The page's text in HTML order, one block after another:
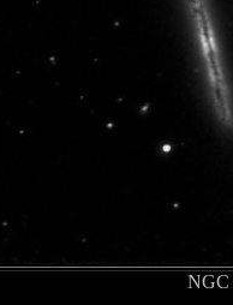
NGC